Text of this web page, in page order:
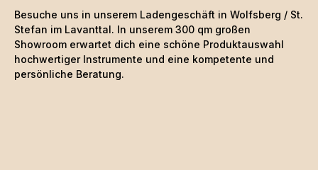
Besuche uns in unserem Ladengeschäft in Wolfsberg / St.
Stefan im Lavanttal. In unserem 300 qm großen
Showroom erwartet dich eine schöne Produktauswahl
hochwertiger Instrumente und eine kompetente und
persönliche Beratung.